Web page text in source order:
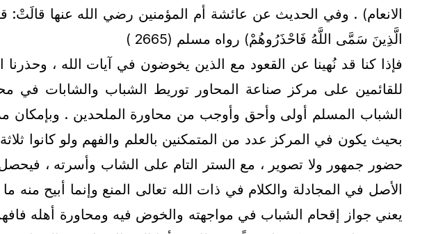
الانعام) . وفي الحديث عن عائشة أم المؤمنين رضي الله عنها قالَتْ:
الَّذِينَ سَمَّى اللَّهُ فَاحْذَرُوهُمْ) رواه مسلم (2665 )
فإذا كنا قد نُهينا عن القعود مع الذين يخوضون في آيات الله ،
للقائمين على مركز صناعة المحاور توريط الشباب والشابات في
الشباب المسلم أولى وأحق وأوجب من محاورة الملحدين . وبإمكان
بحيث يكون في المركز عدد من المتمكنين بالعلم والفهم ولو كانوا
حضور جمهور ولا تصوير ، مع الستر التام على الشاب وأسرته ،
الأصل في المجادلة والكلام في ذات الله تعالى المنع وإنما أبيح منه
يعني جواز إقحام الشباب في مواجهته والخوض فيه ومحاورة أهله